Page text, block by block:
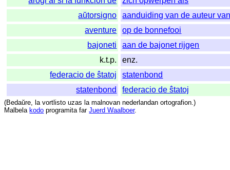
aŭtorsigno
aanduiding van de auteur
aventure
op de bonnefooi
bajoneti
aan de bajonet rijgen
k.t.p.
enz.
federacio de ŝtatoj
statenbond
statenbond
federacio de ŝtatoj
(Bedaŭre, la vortlisto uzas la malnovan nederlandan ortografion.)
Malbela kodo programita far Juerd Waalboer.